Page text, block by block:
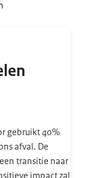
gebruikt 40%
afval. De
transitie naar
impact zal